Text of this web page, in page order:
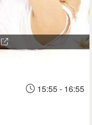
15:55 - 16:55